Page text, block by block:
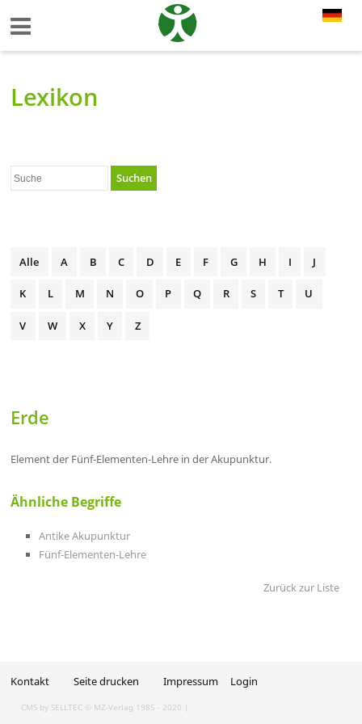
Lexikon
Suchen
Alle A B C D E F G H I J
K L M N O P Q R S T U
V W X Y Z
Erde
Element der Fünf-Elementen-Lehre in der Akupunktur.
Ähnliche Begriffe
Antike Akupunktur
Fünf-Elementen-Lehre
Zurück zur Liste
Kontakt Seite drucken Impressum Login
CMS by SELLTEC © MZ-Verlag 1985 - 2020 |